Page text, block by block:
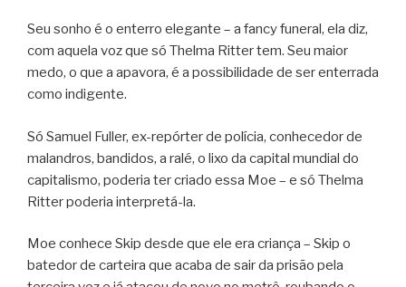
Seu sonho é o enterro elegante – a fancy funeral, ela diz,
com aquela voz que só Thelma Ritter tem. Seu maior
medo, o que a apavora, é a possibilidade de ser enterrada
como indigente.
Só Samuel Fuller, ex-repórter de polícia, conhecedor de
malandros, bandidos, a ralé, o lixo da capital mundial do
capitalismo, poderia ter criado essa Moe – e só Thelma
Ritter poderia interpretá-la.
Moe conhece Skip desde que ele era criança – Skip o
batedor de carteira que acaba de sair da prisão pela